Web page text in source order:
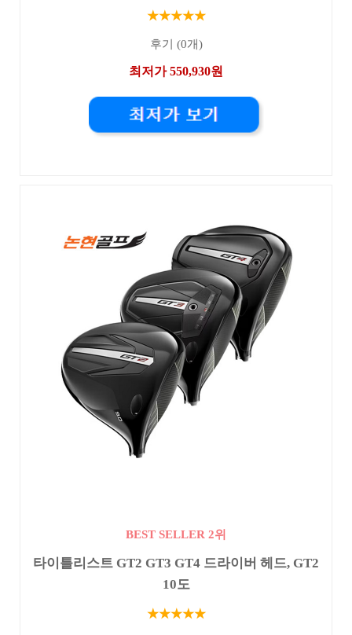
★★★★★
후기 (0개)
최저가 550,930원
BEST SELLER 2위
타이틀리스트 GT2 GT3 GT4 드라이버 헤드, GT2
10도
★★★★★